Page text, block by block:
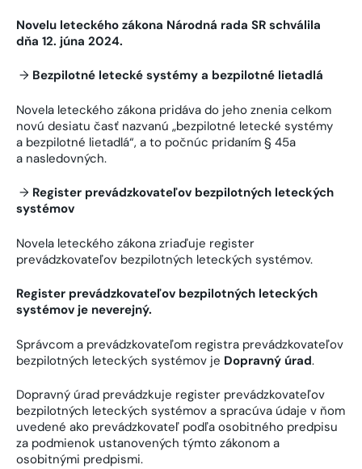
Novelu leteckého zákona Národná rada SR schválila
dňa 12. júna 2024.
→ Bezpilotné letecké systémy a bezpilotné lietadlá
Novela leteckého zákona pridáva do jeho znenia celkom
novú desiatu časť nazvanú „bezpilotné letecké systémy
a bezpilotné lietadlá“, a to počnúc pridaním § 45a
a nasledovných.
→ Register prevádzkovateľov bezpilotných leteckých
systémov
Novela leteckého zákona zriaďuje register
prevádzkovateľov bezpilotných leteckých systémov.
Register prevádzkovateľov bezpilotných leteckých
systémov je neverejný.
Správcom a prevádzkovateľom registra prevádzkovateľov
bezpilotných leteckých systémov je Dopravný úrad.
Dopravný úrad prevádzkuje register prevádzkovateľov
bezpilotných leteckých systémov a spracúva údaje v ňom
uvedené ako prevádzkovateľ podľa osobitného predpisu
za podmienok ustanovených týmto zákonom a
osobitnými predpismi.